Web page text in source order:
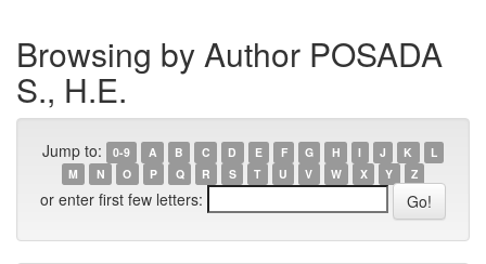
Browsing by Author POSADA
S., H.E.
Jump to: 0-9 A B C D E F G H I J K
L
M
N O P Q R S T U V W X Y Z
or enter first few letters: